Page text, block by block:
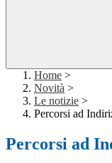
Home >
Novità >
Le notizie >
Percorsi ad
Percorsi ad